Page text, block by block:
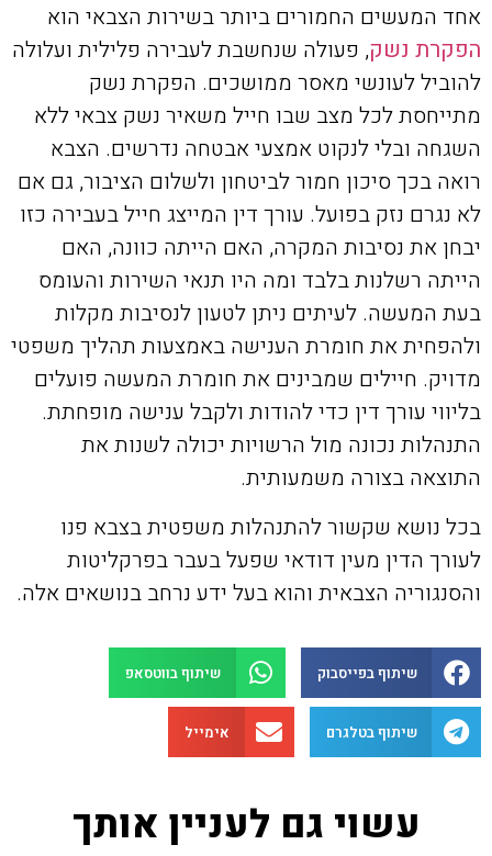
אחד המעשים החמורים ביותר בשירות הצבאי הוא
הפקרת נשק, פעולה שנחשבת לעבירה פלילית ועלולה
להוביל לעונשי מאסר ממושכים. הפקרת נשק
מתייחסת לכל מצב שבו חייל משאיר נשק צבאי ללא
השגחה ובלי לנקוט אמצעי אבטחה נדרשים. הצבא
רואה בכך סיכון חמור לביטחון ולשלום הציבור, גם אם
לא נגרם נזק בפועל. עורך דין המייצג חייל בעבירה כזו
יבחן את נסיבות המקרה, האם הייתה כוונה, האם
הייתה רשלנות בלבד ומה היו תנאי השירות והעומס
בעת המעשה. לעיתים ניתן לטעון לנסיבות מקלות
ולהפחית את חומרת הענישה באמצעות תהליך משפטי
מדויק. חיילים שמבינים את חומרת המעשה פועלים
בליווי עורך דין כדי להודות ולקבל ענישה מופחתת.
התנהלות נכונה מול הרשויות יכולה לשנות את
התוצאה בצורה משמעותית.
בכל נושא שקשור להתנהלות משפטית בצבא פנו
לעורך הדין מעין דודאי שפעל בעבר בפרקליטות
והסנגוריה הצבאית והוא בעל ידע נרחב בנושאים אלה.
שיתוף בפייסבוק שיתוף בווטסאפ
שיתוף בטלגרם אימייל
עשוי גם לעניין אותך